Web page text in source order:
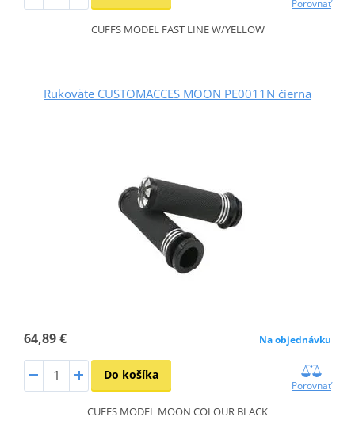
Porovnať
CUFFS MODEL FAST LINE W/YELLOW
Rukoväte CUSTOMACCES MOON PE0011N čierna
64,89 € Na objednávku
Do košíka
Porovnať
CUFFS MODEL MOON COLOUR BLACK